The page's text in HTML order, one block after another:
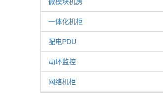
一体化机柜
配电PDU
动环监控
网络机柜